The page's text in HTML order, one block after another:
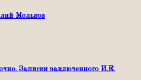
Мольков
Записки заключенного И.Е.